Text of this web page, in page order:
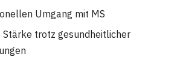
Umgang mit MS
Stärke trotz gesundheitlicher